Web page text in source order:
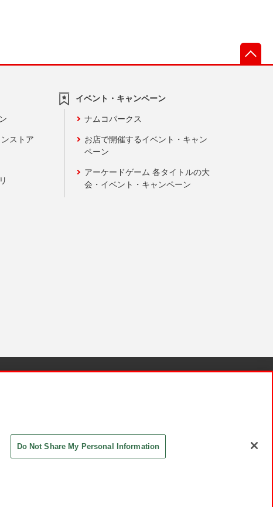
ストア
イベント・キャンペーン
ナムコパークス
お店で開催するイベント・キャン
ペーン
アーケードゲーム 各タイトルの大
会・イベント・キャンペーン
Do Not Share My Personal Information